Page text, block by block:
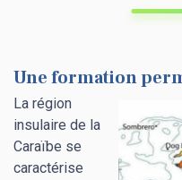
Une formation
La région
insulaire de la
Caraïbe se
caractérise